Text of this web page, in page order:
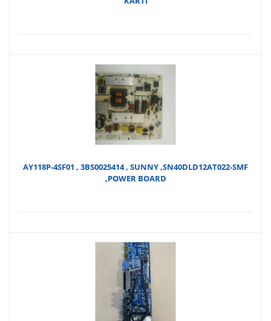
AY118P-4SF01 , 3BS0025414 , SUNNY ,SN40DLD12AT022-SMF
,POWER BOARD